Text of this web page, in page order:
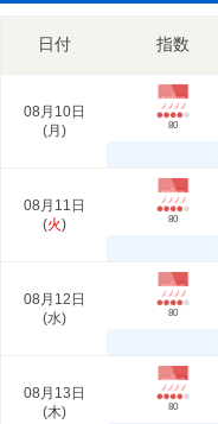
日付 指数
08月10日
(月 ) 80
08月11日
(火) 80
08月12日
(水) 80
08月13日
(木) 80